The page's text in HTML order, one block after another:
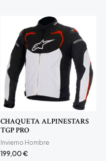
CHAQUETA ALPINESTARS
TGP PRO
Invierno Hombre
199,00€